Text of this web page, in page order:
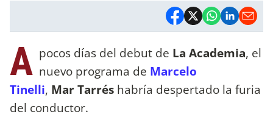
A pocos días del debut de La Academia, el
nuevo programa de Marcelo
Tinelli, Mar Tarrés habría despertado la furia
del conductor.